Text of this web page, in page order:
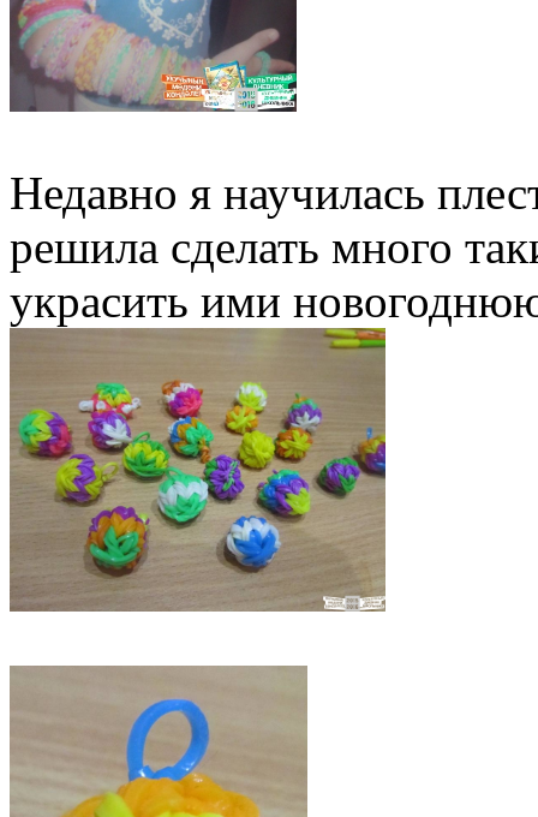
Недавно я научилась
решила сделать много
украсить ими